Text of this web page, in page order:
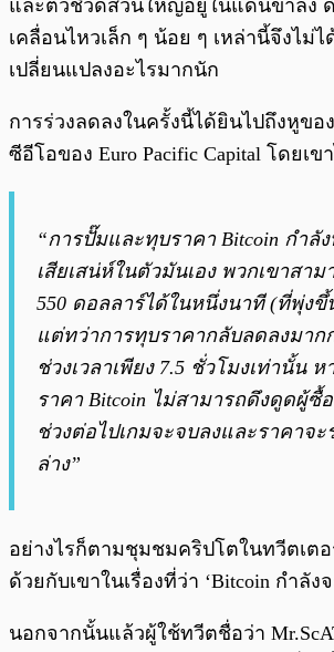
และตัวชี้วัดส่วนใหญ่อยู่ในแดนขาลง
เคลื่อนไหวเล็ก ๆ น้อย ๆ เหล่านี้จึงไม่ไ
เปลี่ยนแปลงอะไรมากนัก
การร่วงลดลงในครั้งนี้ได้ยินไปถึงหูขอ
ซีอีโอของ Euro Pacific Capital โดยเข
“การปั๊มและทุบราคา Bitcoin กำลั
เสียเสน่ห์ในตัวมันเอง พวกเขาสา
550 ดอลลาร์ได้ในหนึ่งนาที (ที่พุ่งขึ้
แต่ทว่าการทุบราคากลับลดลงมาก
ช่วงเวลาเพียง 7.5 ชั่วโมงเท่านั้น
ราคา Bitcoin ไม่สามารถดึงดูดผู้ซื้
ช่วงต่อไปเกมจะจบลงและราคาจะ
ล่าง”
อย่างไรก็ตามชุมชมคริปโตในทวีตเต
ด้วยกับเขาในเรื่องที่ว่า ‘Bitcoin กำลัง
นอกจากนั้นแล้วผู้ใช้ทวีตชื่อว่า